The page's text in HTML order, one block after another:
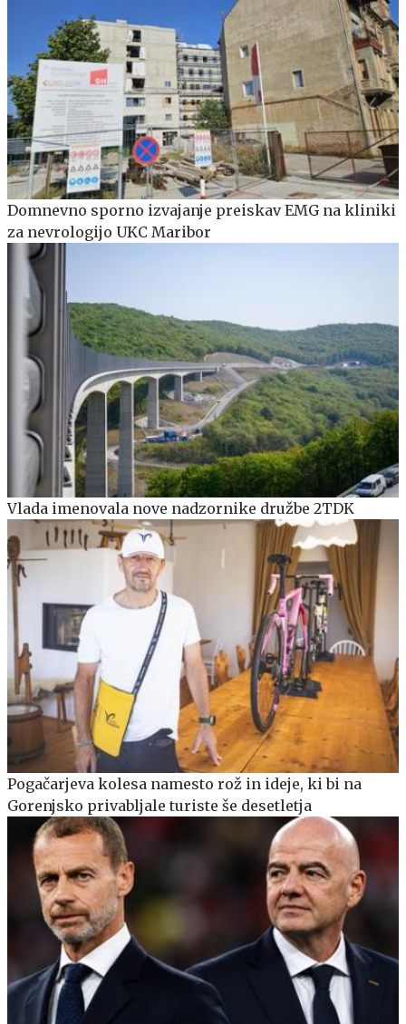
Domnevno sporno izvajanje preiskav EMG na kliniki
za nevrologijo UKC Maribor
Vlada imenovala nove nadzornike družbe 2TDK
Pogačarjeva kolesa namesto rož in ideje, ki bi na
Gorenjsko privabljale turiste še desetletja